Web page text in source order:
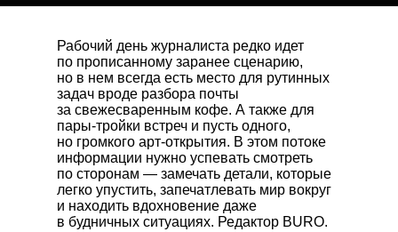
Рабочий день журналиста редко идет
по прописанному заранее сценарию,
но в нем всегда есть место для рутинных
задач вроде разбора почты
за свежесваренным кофе. А также для
пары-тройки встреч и пусть одного,
но громкого арт-открытия. В этом потоке
информации нужно успевать смотреть
по сторонам — замечать детали, которые
легко упустить, запечатлевать мир вокруг
и находить вдохновение даже
в будничных ситуациях. Редактор BURO.